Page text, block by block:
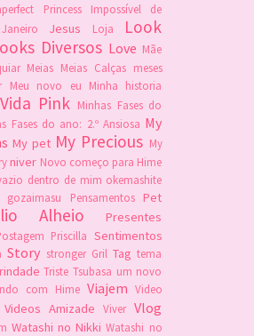
Princess
Impossível de
Janeiro Jesus Loja Look
Diversos Love Mãe
Meias Meias Calças meses
Meu novo eu Minha historia
Pink
Minhas Fases do
Fases do ano: 2.º Ansiosa My
My pet My Precious My
niver Novo começo para Hime
dentro de mim okemashite
gozaimasu
Pensamentos Pet
Alheio Presentes
Priscilla Sentimentos
Story stronger Gril Tag tema
Triste Tsubasa um novo
com Hime Viajem Video
Videos Amizade Viver Vlog
Watashi no Nikki Watashi no